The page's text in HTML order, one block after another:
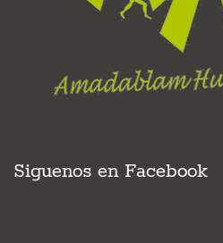
Siguenos en Facebook